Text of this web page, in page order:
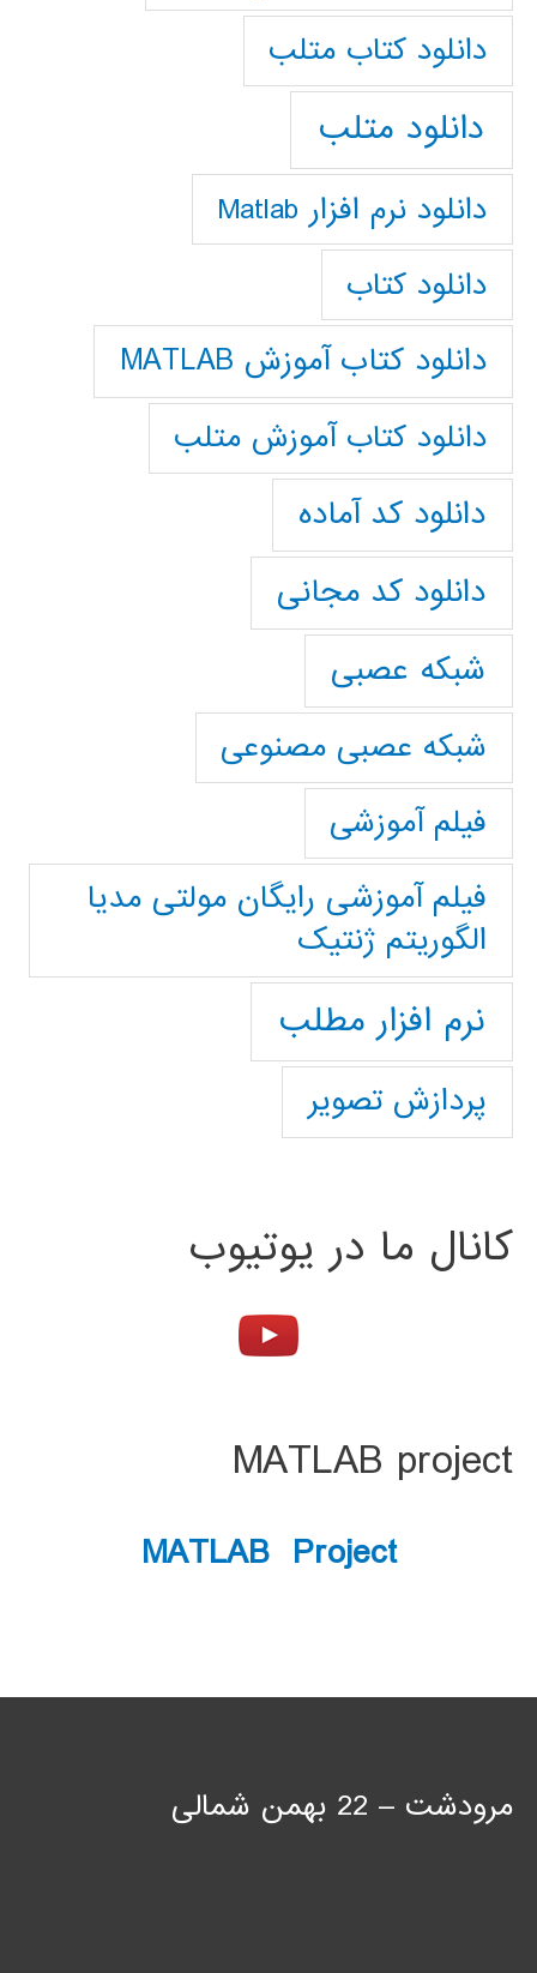
دانلود كتاب متلب
دانلود متلب
دانلود نرم افزار Matlab
دانلود کتاب
دانلود کتاب آموزش MATLAB
دانلود کتاب آموزش متلب
دانلود کد آماده
دانلود کد مجانی
شبکه عصبی
شبکه عصبی مصنوعی
فیلم آموزشی
فیلم آموزشی رایگان مولتی مدیا
الگوریتم ژنتیک
نرم افزار مطلب
پردازش تصویر
کانال ما در یوتیوب
MATLAB project
MATLAB Project
مرودشت – 22 بهمن شمالی